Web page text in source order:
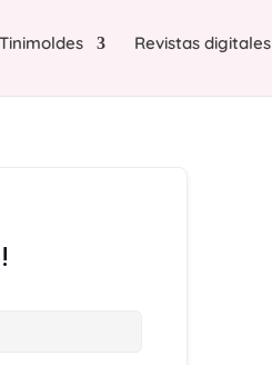
Tinimoldes Revistas digitales